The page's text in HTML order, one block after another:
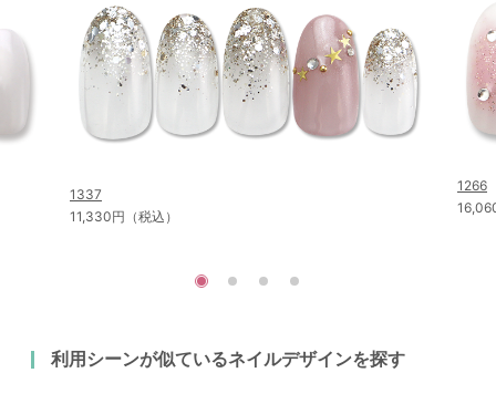
1337
11,330円（税込）
1266
利用シーンが似ているネイルデザインを探す